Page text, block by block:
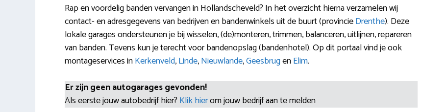
Rap en voordelig banden vervangen in Hollandscheveld? In het overzicht hierna verzamelen wij
contact- en adresgegevens van bedrijven en bandenwinkels uit de buurt (provincieDrenthe). Deze
lokale garages ondersteunen je bij wisselen, (de)monteren, trimmen, balanceren, uitlijnen, repareren
van banden. Tevens kun je terecht voor bandenopslag (bandenhotel). Op dit portaal vind je ook
montageservices inKerkenveld,Linde,Nieuwlande,GeesbrugenElim.
Er zijn geen autogarages gevonden!
Als eerste jouw autobedrijf hier? Klik hierom jouw bedrijf aan te melden